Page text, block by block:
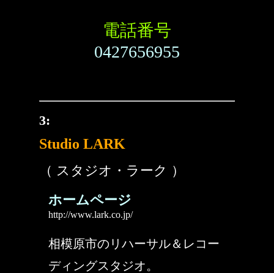
電話番号
0427656955
3:
Studio LARK
（ スタジオ・ラーク ）
ホームページ
http://www.lark.co.jp/
相模原市のリハーサル＆レコー
ディングスタジオ。